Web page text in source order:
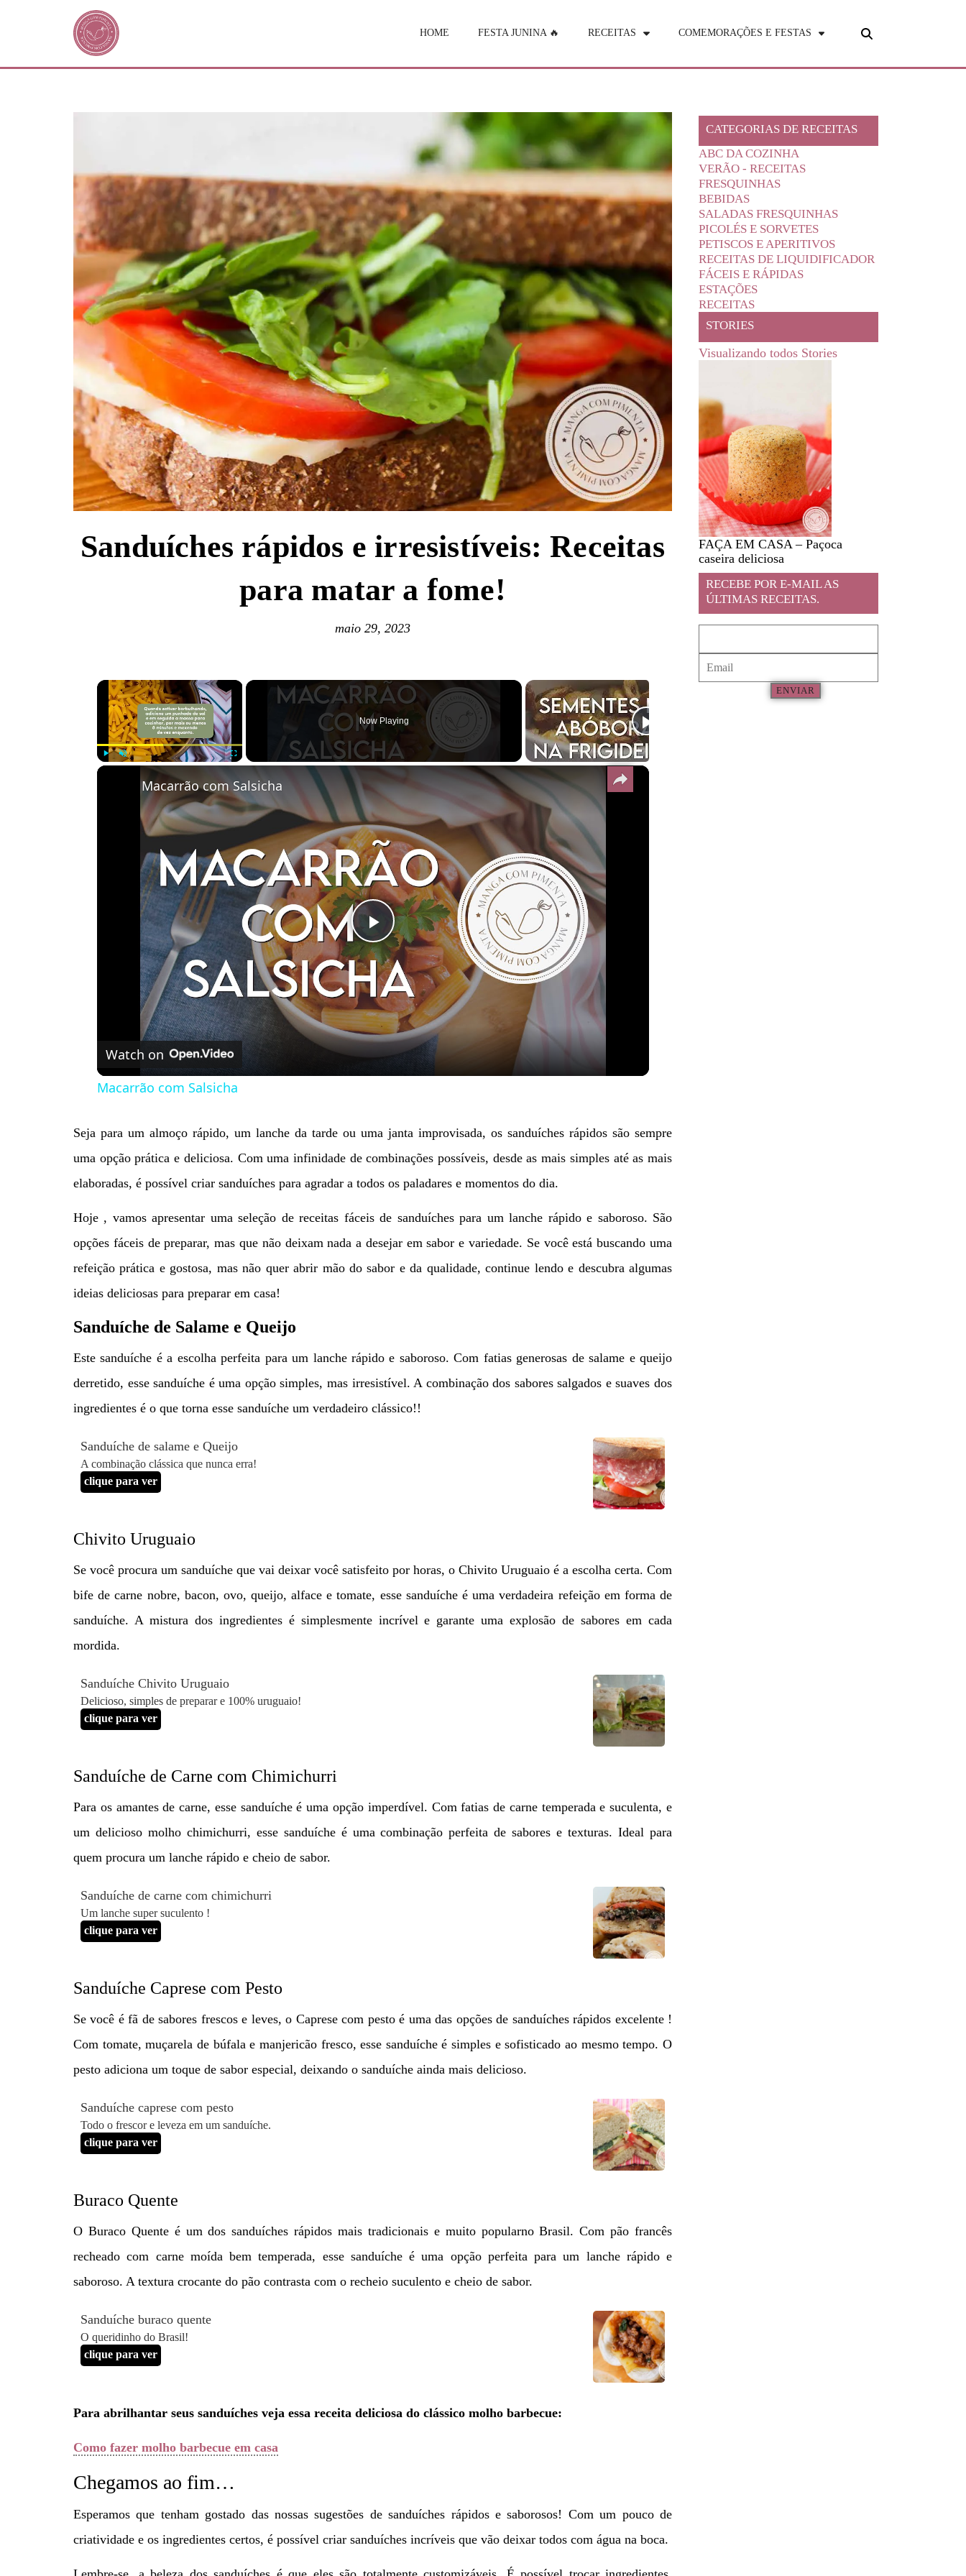
HOME FESTA JUNINA 🔥 RECEITAS COMEMORAÇÕES E FESTAS
Sanduíches rápidos e irresistíveis: Receitas
para matar a fome!
maio 29, 2023
×
Now Playing
×
Play
Video
Macarrão com Salsicha
Watch on
Macarrão com Salsicha
Seja para um almoço rápido, um lanche da tarde ou uma janta improvisada, os sanduíches rápidos são sempre
uma opção prática e deliciosa. Com uma infinidade de combinações possíveis, desde as mais simples até as mais
elaboradas, é possível criar sanduíches para agradar a todos os paladares e momentos do dia.
Hoje , vamos apresentar uma seleção de receitas fáceis de sanduíches para um lanche rápido e saboroso. São
opções fáceis de preparar, mas que não deixam nada a desejar em sabor e variedade. Se você está buscando uma
refeição prática e gostosa, mas não quer abrir mão do sabor e da qualidade, continue lendo e descubra algumas
ideias deliciosas para preparar em casa!
Sanduíche de Salame e Queijo
Este sanduíche é a escolha perfeita para um lanche rápido e saboroso. Com fatias generosas de salame e queijo
derretido, esse sanduíche é uma opção simples, mas irresistível. A combinação dos sabores salgados e suaves dos
ingredientes é o que torna esse sanduíche um verdadeiro clássico!!
Sanduíche de salame e Queijo
A combinação clássica que nunca erra!
clique para ver
Chivito Uruguaio
Se você procura um sanduíche que vai deixar você satisfeito por horas, o Chivito Uruguaio é a escolha certa. Com
bife de carne nobre, bacon, ovo, queijo, alface e tomate, esse sanduíche é uma verdadeira refeição em forma de
sanduíche. A mistura dos ingredientes é simplesmente incrível e garante uma explosão de sabores em cada
mordida.
Sanduíche Chivito Uruguaio
Delicioso, simples de preparar e 100% uruguaio!
clique para ver
Sanduíche de Carne com Chimichurri
Para os amantes de carne, esse sanduíche é uma opção imperdível. Com fatias de carne temperada e suculenta, e
um delicioso molho chimichurri, esse sanduíche é uma combinação perfeita de sabores e texturas. Ideal para
quem procura um lanche rápido e cheio de sabor.
Sanduíche de carne com chimichurri
Um lanche super suculento !
clique para ver
Sanduíche Caprese com Pesto
Se você é fã de sabores frescos e leves, o Caprese com pesto é uma das opções de sanduíches rápidos excelente !
Com tomate, muçarela de búfala e manjericão fresco, esse sanduíche é simples e sofisticado ao mesmo tempo. O
pesto adiciona um toque de sabor especial, deixando o sanduíche ainda mais delicioso.
Sanduíche caprese com pesto
Todo o frescor e leveza em um sanduíche.
clique para ver
Buraco Quente
O Buraco Quente é um dos sanduíches rápidos mais tradicionais e muito popularno Brasil. Com pão francês
recheado com carne moída bem temperada, esse sanduíche é uma opção perfeita para um lanche rápido e
saboroso. A textura crocante do pão contrasta com o recheio suculento e cheio de sabor.
Sanduíche buraco quente
O queridinho do Brasil!
clique para ver
Para abrilhantar seus sanduíches veja essa receita deliciosa do clássico molho barbecue:
Como fazer molho barbecue em casa
Chegamos ao fim…
Esperamos que tenham gostado das nossas sugestões de sanduíches rápidos e saborosos! Com um pouco de
criatividade e os ingredientes certos, é possível criar sanduíches incríveis que vão deixar todos com água na boca.
CATEGORIAS DE RECEITAS
ABC DA COZINHA
VERÃO - RECEITAS
FRESQUINHAS
BEBIDAS
SALADAS FRESQUINHAS
PICOLÉS E SORVETES
PETISCOS E APERITIVOS
RECEITAS DE LIQUIDIFICADOR
FÁCEIS E RÁPIDAS
ESTAÇÕES
RECEITAS
STORIES
Visualizando todos Stories
FAÇA EM CASA – Paçoca
caseira deliciosa
RECEBE POR E-MAIL AS
ÚLTIMAS RECEITAS.
ENVIAR